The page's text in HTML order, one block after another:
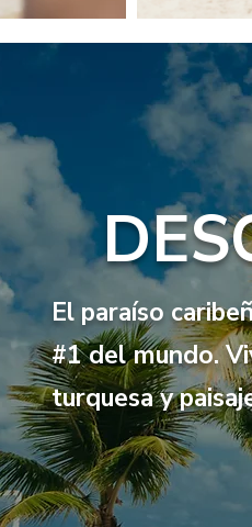
El paraíso
#1 del mundo.
turquesa y